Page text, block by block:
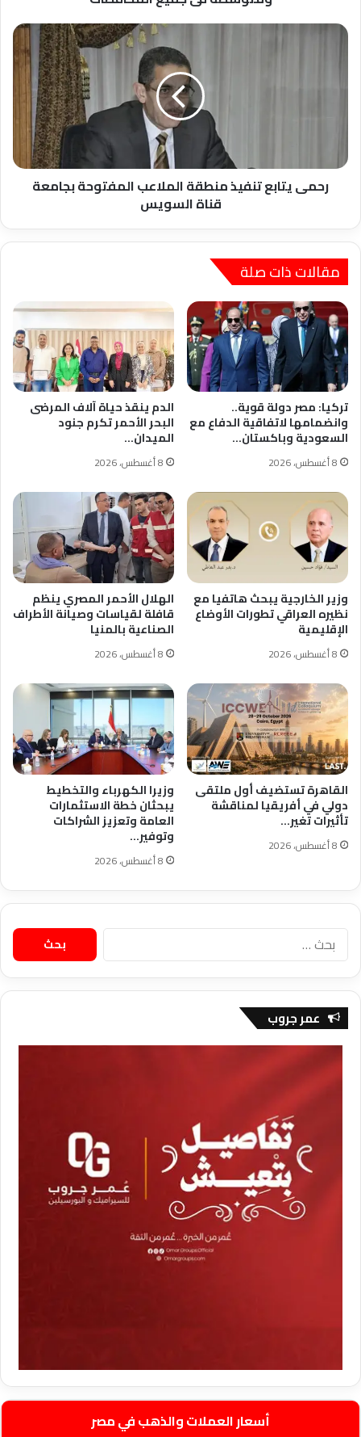
رحمى
السويس
رحمى يتابع تنفيذ منطقة الملاعب المفتوحة بجامعة
قناة السويس
مقالات ذات صلة
تركيا: مصر دولة قوية..
وانضمامها لاتفاقية الدفاع مع
السعودية وباكستان…
8 أغسطس، 2026
الدم ينقذ حياة آلاف المرضى
البحر الأحمر تكرم جنود
الميدان…
8 أغسطس، 2026
وزير الخارجية يبحث هاتفيا مع
نظيره العراقي تطورات الأوضاع
الإقليمية
8 أغسطس، 2026
الهلال الأحمر المصري ينظم
قافلة لقياسات وصيانة الأطراف
الصناعية بالمنيا
8 أغسطس، 2026
القاهرة تستضيف أول ملتقى
دولي في أفريقيا لمناقشة
تأثيرات تغير…
8 أغسطس، 2026
وزيرا الكهرباء والتخطيط
يبحثان خطة الاستثمارات
العامة وتعزيز الشراكات
وتوفير…
8 أغسطس، 2026
البحث
عن:
عمر جروب
أسعار العملات والذهب في مصر